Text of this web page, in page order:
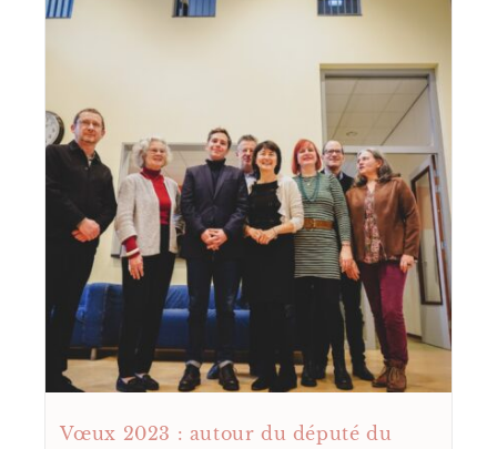
Vœux 2023 : autour du député du